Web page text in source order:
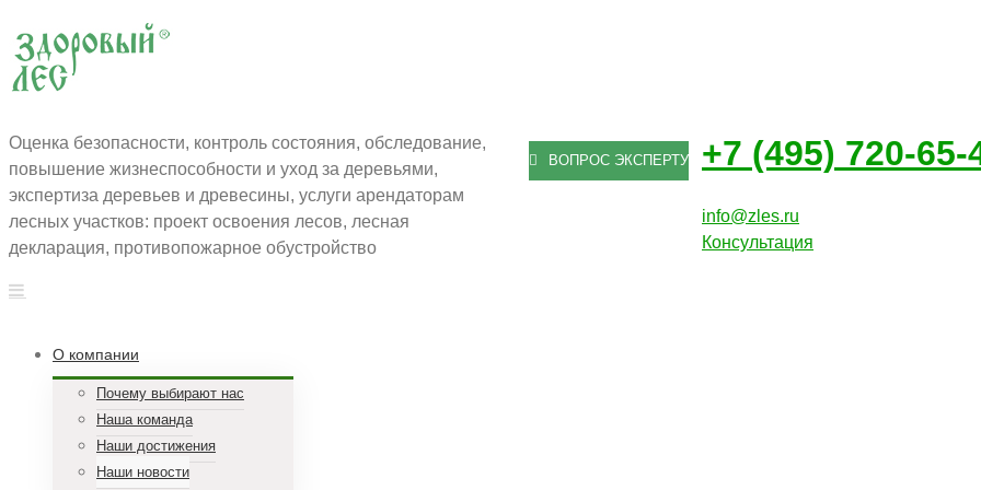
Оценка безопасности, контроль состояния, обследование,
повышение жизнеспособности и уход за деревьями,
экспертиза деревьев и древесины, услуги арендаторам
лесных участков: проект освоения лесов, лесная
декларация, противопожарное обустройство
ВОПРОС ЭКСПЕРТУ +7 (495) 720-65-
info@zles.ru
Консультация
О компании
Почему выбирают нас
Наша команда
Наши достижения
Наши новости